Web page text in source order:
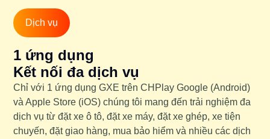
Dịch vụ
1 ứng dụng
Kết nối đa dịch vụ
Chỉ với 1 ứng dụng GXE trên CHPlay Google (Android)
và Apple Store (iOS) chúng tôi mang đến trải nghiệm đa
dịch vụ từ đặt xe ô tô, đặt xe máy, đặt xe ghép, xe tiện
chuyến, đặt giao hàng, mua bảo hiểm và nhiều các dịch